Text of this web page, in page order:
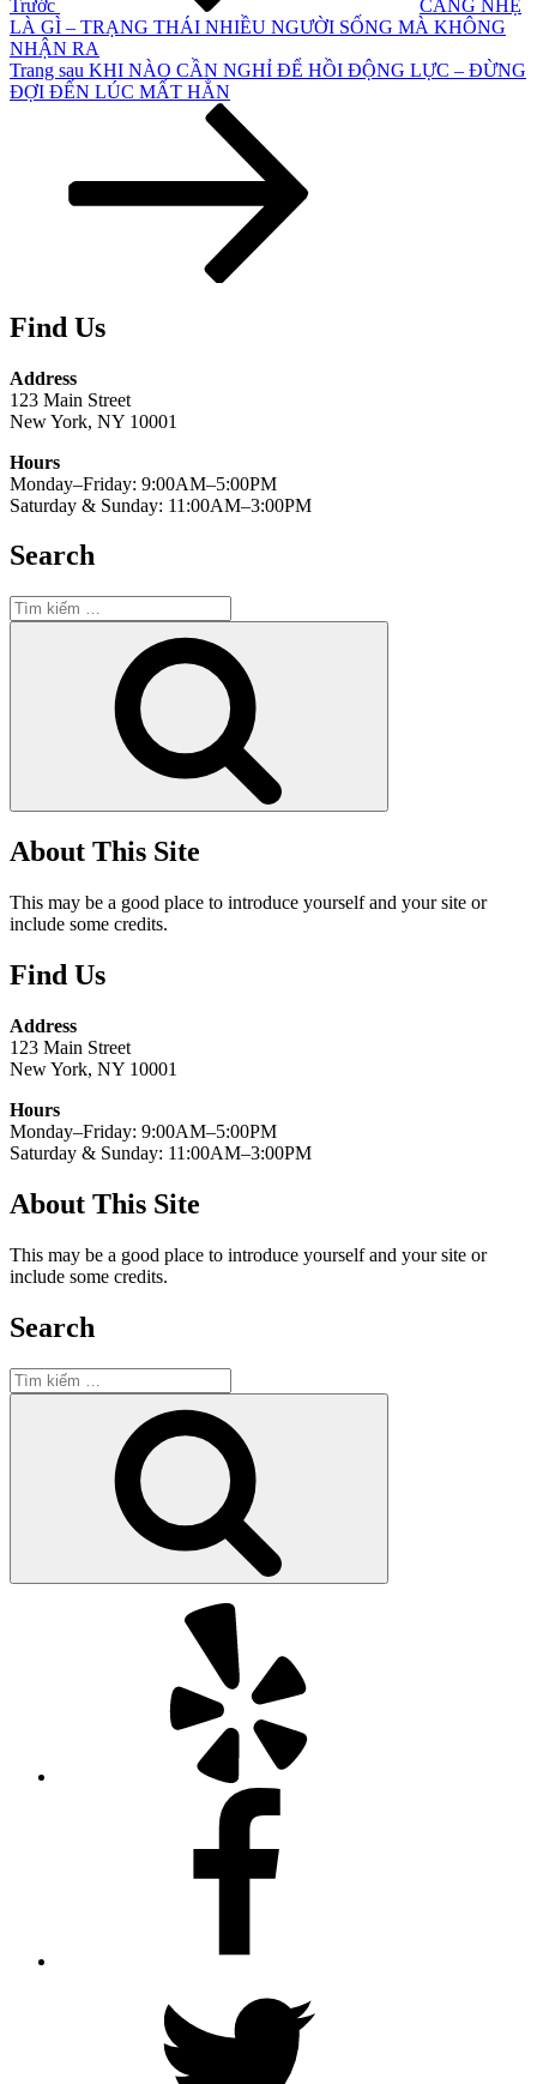
Trước
CĂNG NHẸ
LÀ GÌ – TRẠNG THÁI NHIỀU NGƯỜI SỐNG MÀ KHÔNG
NHẬN RA
Bài
tiếp
Trang sau KHI NÀO CẦN NGHỈ ĐỂ HỒI ĐỘNG LỰC – ĐỪNG
ĐỢI ĐẾN LÚC MẤT HẲN
Find Us
Address
123 Main Street
New York, NY 10001
Hours
Monday–Friday: 9:00AM–5:00PM
Saturday & Sunday: 11:00AM–3:00PM
Search
Tìm
kiếm:
About This Site
This may be a good place to introduce yourself and your site or
include some credits.
Find Us
Address
123 Main Street
New York, NY 10001
Hours
Monday–Friday: 9:00AM–5:00PM
Saturday & Sunday: 11:00AM–3:00PM
About This Site
This may be a good place to introduce yourself and your site or
include some credits.
Search
Tìm
kiếm: